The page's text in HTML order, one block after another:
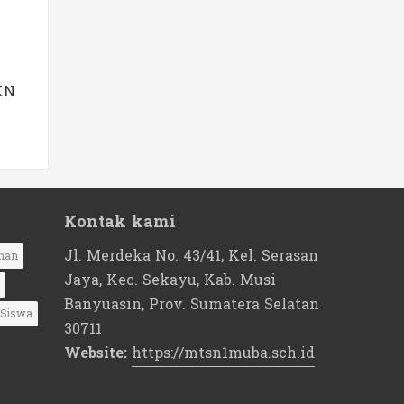
Siswa
Kontak kami
Jl. Merdeka No. 43/41, Kel. Serasan
Jaya, Kec. Sekayu, Kab. Musi
Banyuasin, Prov. Sumatera Selatan
30711
Website: https://mtsn1muba.sch.id